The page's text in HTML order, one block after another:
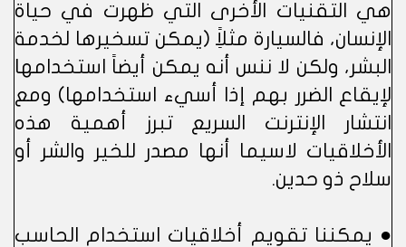
هي التقنيات الأخرى التي ظهرت في حياة
الإنسان، فالسيارة مثلاًِ (يمكن تسخيرها لخدمة
البشر، ولكن لا ننس أنه يمكن أيضاً استخدامها
لإيقاع الضرر بهم إذا أسيء استخدامها) ومع
انتشار الإنترنت السريع تبرز أهمية هذه
الأخلاقيات لاسيما أنها مصدر للخير والشر أو
سلاح ذو حدين.
● يمكننا تقويم أخلاقيات استخدام الحاسب